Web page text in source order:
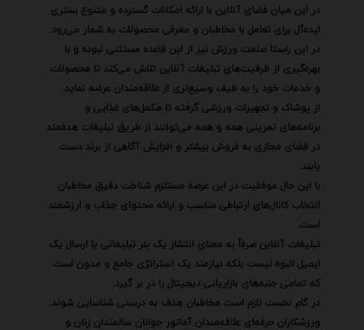
در این میان فضای آنلاین با ارائه امکانات گسترده و متنوع بستری
ایده‌آل برای تعامل با مخاطبان و معرفی محصولات به شمار می‌رود.
در این راستا صنعت ورزش نیز از این قاعده مستثنی نبوده و با
بهره‌گیری از ظرفیت‌های تبلیغات آنلاین تلاش می‌کند تا محصولات
و خدمات خود را به طیف وسیع‌تری از علاقه‌مندان عرضه نماید.
از پوشاک و تجهیزات ورزشی گرفته تا مکمل‌های غذایی و
برنامه‌های تمرینی همه و همه می‌توانند از طریق تبلیغات هدفمند
در فضای مجازی به فروش بیشتر و افزایش آگاهی از برند دست
یابند.
با این حال موفقیت در این عرصه مستلزم شناخت دقیق مخاطبان
انتخاب کانال‌های ارتباطی مناسب و ارائه محتوای جذاب و ارزشمند
است.
تبلیغات آنلاین صرفاً به معنای انتشار یک بنر تبلیغاتی یا ارسال یک
ایمیل انبوه نیست بلکه نیازمند یک استراتژی جامع و مدون است
که تمامی جنبه‌های بازاریابی دیجیتال را در بر گیرد.
در گام نخست لازم است مخاطبان هدف به درستی شناسایی شوند.
ورزشکاران حرفه‌ای علاقه‌مندان آماتور جوانان سالمندان زنان و